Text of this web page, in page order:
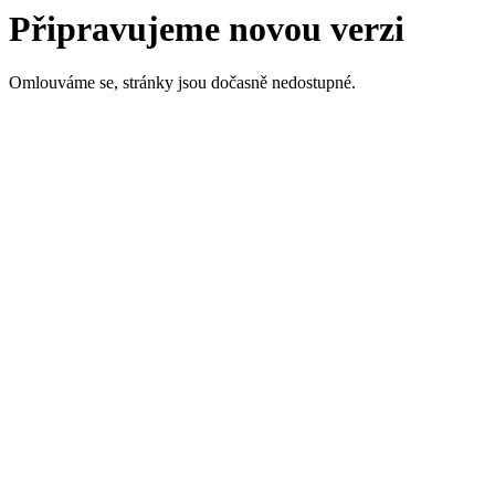
Připravujeme novou verzi
Omlouváme se, stránky jsou dočasně nedostupné.